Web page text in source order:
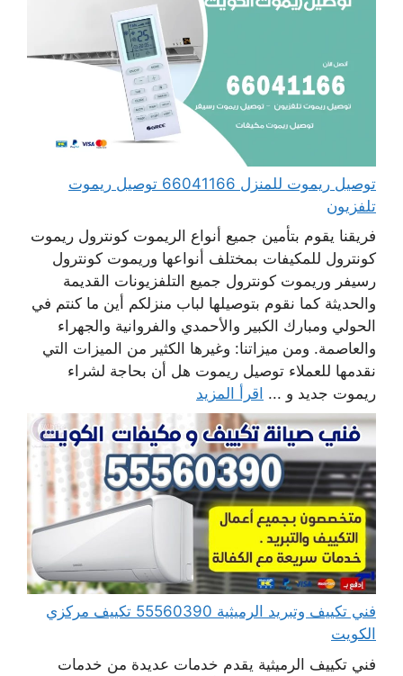
توصيل ريموت للمنزل 66041166 توصيل ريموت
تلفزيون
فريقنا يقوم بتأمين جميع أنواع الريموت كونترول ريموت
كونترول للمكيفات بمختلف أنواعها وريموت كونترول
رسيفر وريموت كونترول جميع التلفزيونات القديمة
والحديثة كما نقوم بتوصيلها لباب منزلكم أين ما كنتم في
الحولي ومبارك الكبير والأحمدي والفروانية والجهراء
والعاصمة. ومن ميزاتنا: وغيرها الكثير من الميزات التي
نقدمها للعملاء توصيل ريموت هل أن بحاجة لشراء
ريموت جديد و ... اقرأ المزيد
فني تكييف وتبريد الرميثية 55560390 تكييف مركزي
الكويت
فني تكييف الرميثية يقدم خدمات عديدة من خدمات